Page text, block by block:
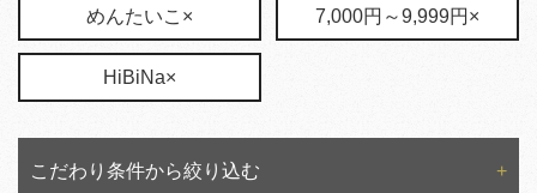
めんたいこ× 7,000円～9,999円×
HiBiNa×
こだわり条件から絞り込む